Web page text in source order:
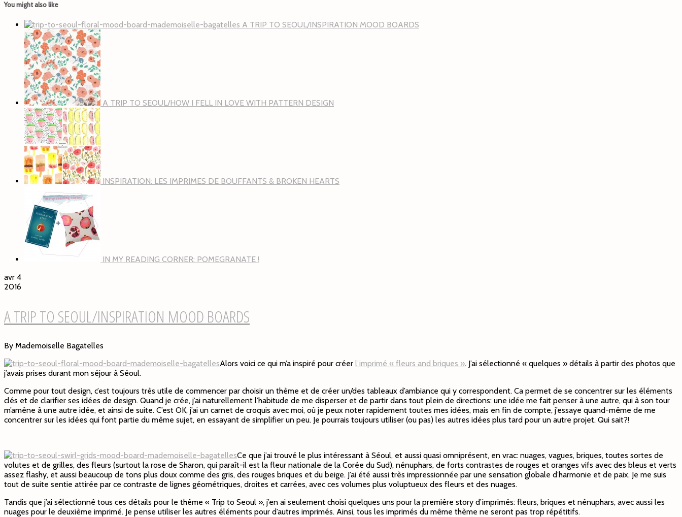
You might also like
A TRIP TO SEOUL/INSPIRATION MOOD BOARDS
A TRIP TO SEOUL/HOW I FELL IN LOVE WITH PATTERN DESIGN
INSPIRATION: LES IMPRIMES DE BOUFFANTS & BROKEN HEARTS
IN MY READING CORNER: POMEGRANATE !
avr 4
2016
A TRIP TO SEOUL/INSPIRATION MOOD BOARDS
By Mademoiselle Bagatelles
Alors voici ce qui m’a inspiré pour créer l’imprimé « fleurs and briques ». J’ai sélectionné « quelques » détails à partir des photos que
j’avais prises durant mon séjour à Séoul.
Comme pour tout design, c’est toujours très utile de commencer par choisir un thème et de créer un/des tableaux d’ambiance qui y correspondent. Ca permet de se concentrer sur les éléments
clés et de clarifier ses idées de design. Quand je crée, j’ai naturellement l’habitude de me disperser et de partir dans tout plein de directions: une idée me fait penser à une autre, qui à son tour
m’amène à une autre idée, et ainsi de suite. C’est OK, j’ai un carnet de croquis avec moi, où je peux noter rapidement toutes mes idées, mais en fin de compte, j’essaye quand-même de me
concentrer sur les idées qui font partie du même sujet, en essayant de simplifier un peu. Je pourrais toujours utiliser (ou pas) les autres idées plus tard pour un autre projet. Qui sait?!
Ce que j’ai trouvé le plus intéressant à Séoul, et aussi quasi omniprésent, en vrac: nuages, vagues, briques, toutes sortes de
volutes et de grilles, des fleurs (surtout la rose de Sharon, qui paraît-il est la fleur nationale de la Corée du Sud), nénuphars, de forts contrastes de rouges et oranges vifs avec des bleus et verts
assez flashy, et aussi beaucoup de tons plus doux comme des gris, des rouges briques et du beige. J’ai été aussi très impressionnée par une sensation globale d’harmonie et de paix. Je me suis
tout de suite sentie attirée par ce contraste de lignes géométriques, droites et carrées, avec ces volumes plus voluptueux des fleurs et des nuages.
Tandis que j’ai sélectionné tous ces détails pour le thème « Trip to Seoul », j’en ai seulement choisi quelques uns pour la première story d’imprimés: fleurs, briques et nénuphars, avec aussi les
nuages pour le deuxième imprimé. Je pense utiliser les autres éléments pour d’autres imprimés. Ainsi, tous les imprimés du même thème ne seront pas trop répétitifs.